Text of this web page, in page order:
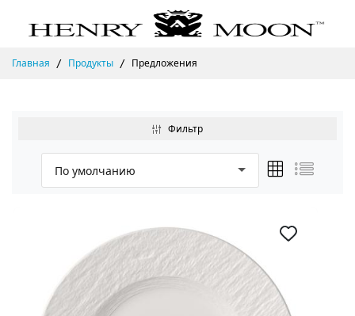
Главная Продукты Предложения
Фильтр